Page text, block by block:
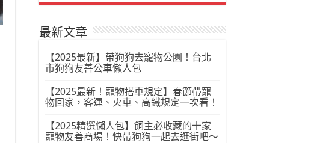
最新文章
【2025最新】帶狗狗去寵物公園！台北
市狗狗友善公車懶人包
【2025最新！寵物搭車規定】春節帶寵
物回家，客運、火車、高鐵規定一次看！
【2025精選懶人包】飼主必收藏的十家
寵物友善商場！快帶狗狗一起去逛街吧～